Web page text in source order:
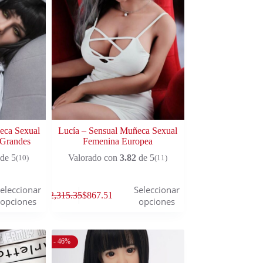
Sexual
5(10)
opciones
Lucía – Sensual Muñeca Sexual
Femenina Europea
Valorado con3.82 de 5(11)
2,315.35$867.51
Seleccionar
opciones
- 46%